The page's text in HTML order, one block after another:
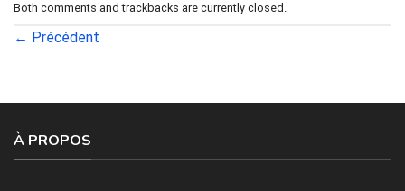
Both comments and trackbacks are currently closed.
← Précédent
À PROPOS